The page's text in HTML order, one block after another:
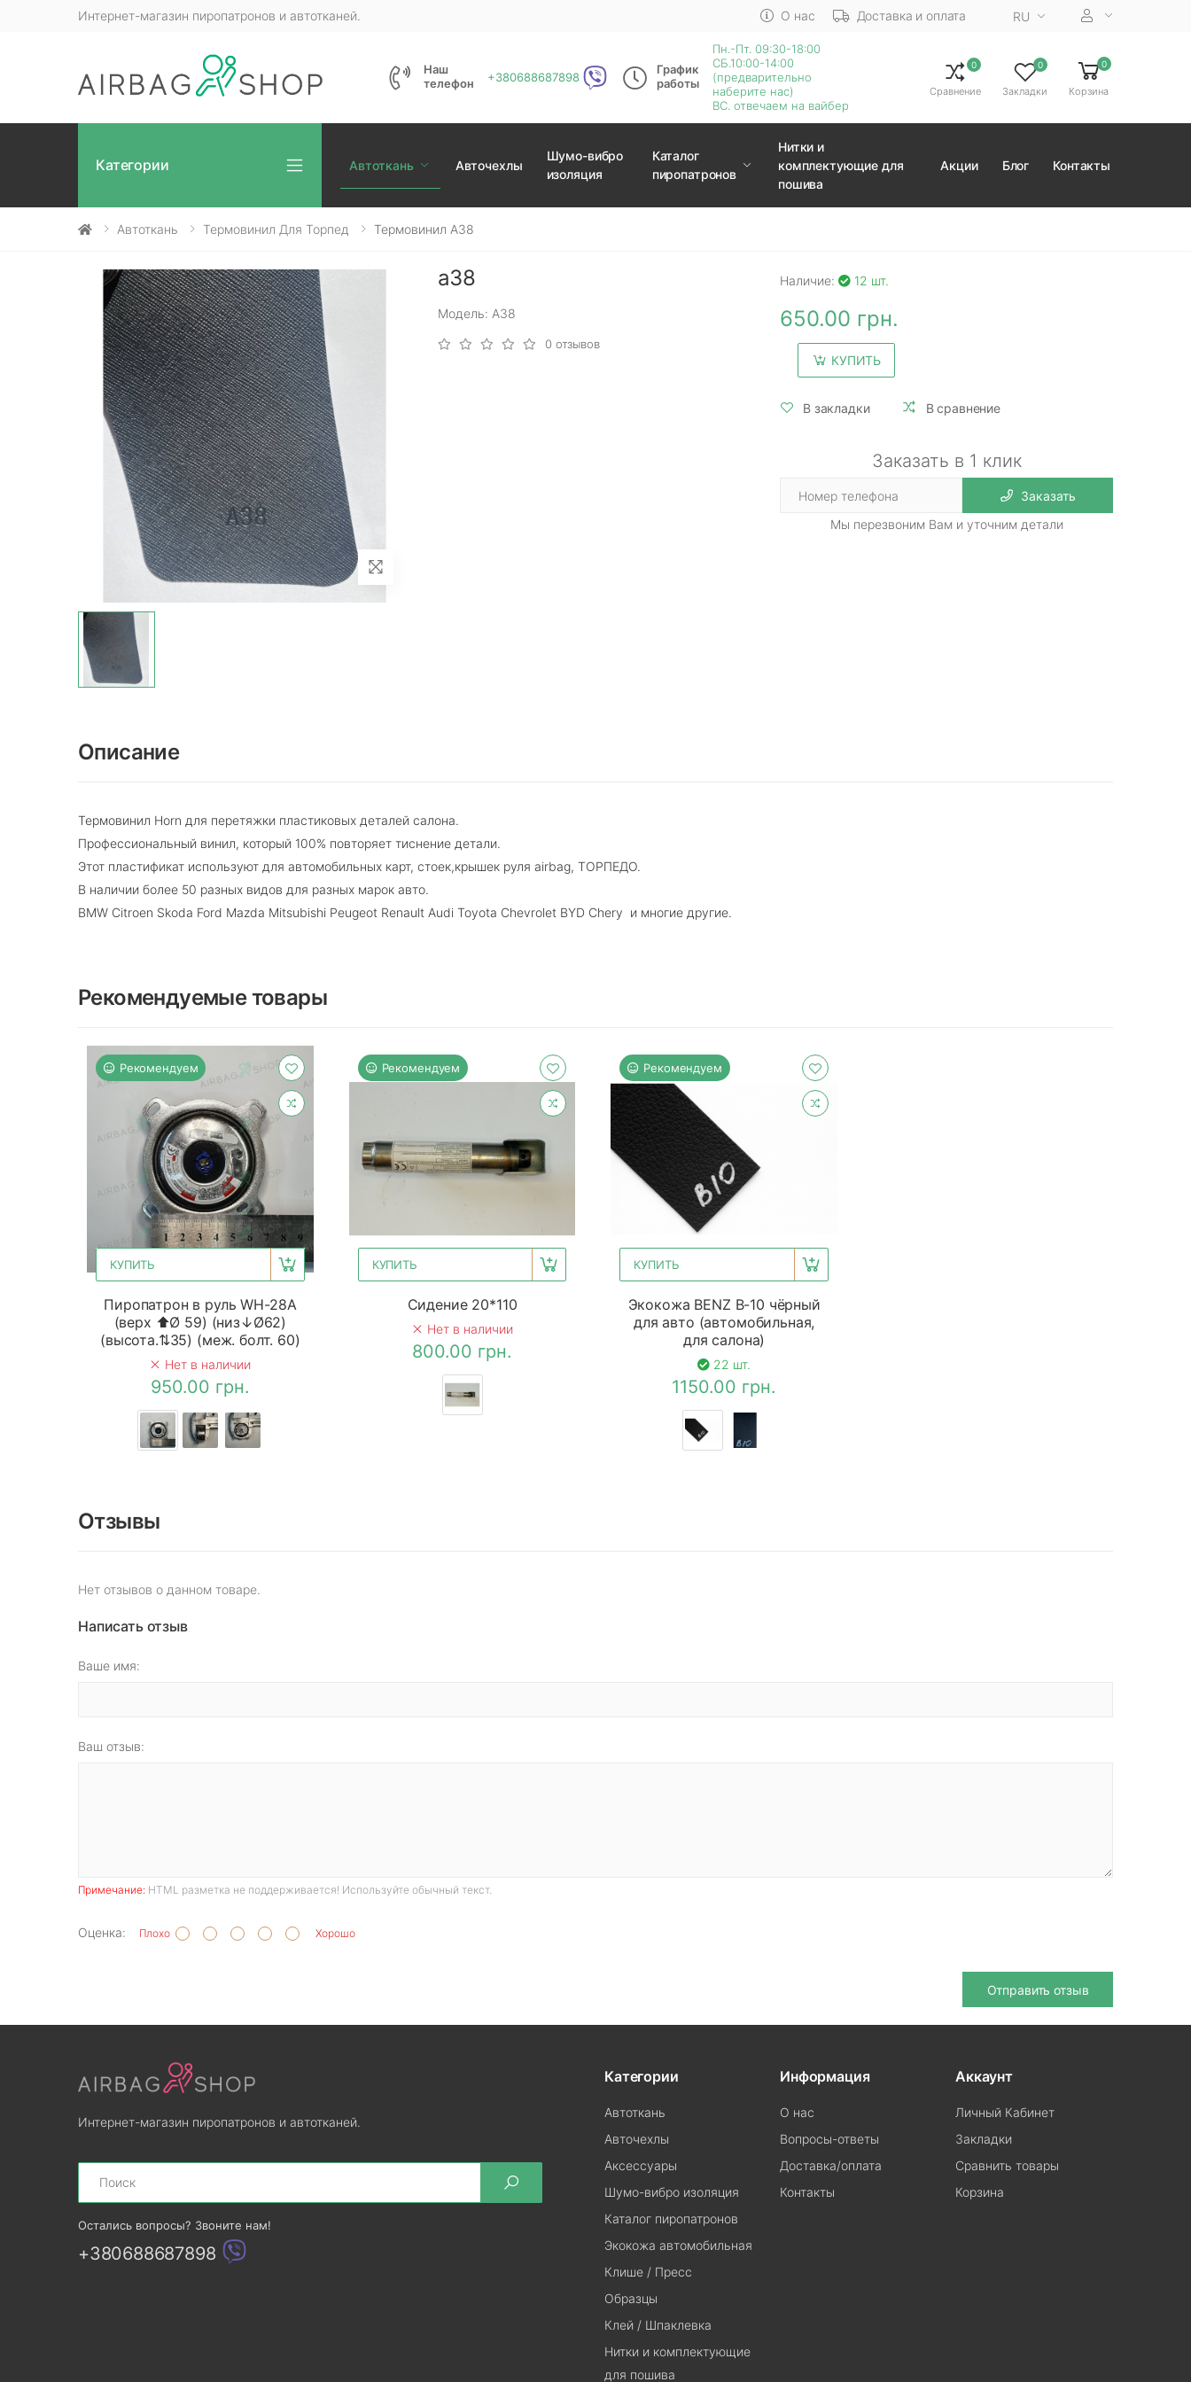
Интернет-магазин пиропатронов и автотканей. О нас Доставка и оплата RU
Наш
телефон
+380688687898
График
работы
Пн.-Пт. 09:30-18:00
СБ.10:00-14:00
(предварительно
наберите нас)
ВС. отвечаем на вайбер
0
Сравнение
0
Закладки
0
Корзина
Категории Автоткань Авточехлы
Шумо-вибро
изоляция
Каталог
пиропатронов
Нитки и
комплектующие для
пошива
Акции Блог Контакты
Автоткань Термовинил Для Торпед Термовинил A38
a38
Модель: A38
0 отзывов
Наличие: 12 шт.
650.00 грн.
КУПИТЬ
В закладки В сравнение
Заказать в 1 клик
Заказать
Мы перезвоним Вам и уточним детали
Описание
Термовинил Horn для перетяжки пластиковых деталей салона.
Профессиональный винил, который 100% повторяет тиснение детали.
Этот пластификат используют для автомобильных карт, стоек,крышек руля airbag, ТОРПЕДО.
В наличии более 50 разных видов для разных марок авто.
BMW Citroen Skoda Ford Mazda Mitsubishi Peugeot Renault Audi Toyota Chevrolet BYD Chery и многие другие.
Рекомендуемые товары
Рекомендуем
КУПИТЬ
Пиропатрон в руль WH-28A
(верх ⬆Ø 59) (низ↓Ø62)
(высота.⇅35) (меж. болт. 60)
Нет в наличии
950.00 грн.
Рекомендуем
КУПИТЬ
Сидение 20*110
Нет в наличии
800.00 грн.
Рекомендуем
КУПИТЬ
Экокожа BENZ B-10 чёрный
для авто (автомобильная,
для салона)
22 шт.
1150.00 грн.
Отзывы
Нет отзывов о данном товаре.
Написать отзыв
Ваше имя:
Ваш отзыв:
Примечание: HTML разметка не поддерживается! Используйте обычный текст.
Оценка: Плохо Хорошо
Отправить отзыв
Интернет-магазин пиропатронов и автотканей.
Search
Остались вопросы? Звоните нам!
+380688687898
Категории
Автоткань
Авточехлы
Аксессуары
Шумо-вибро изоляция
Каталог пиропатронов
Экокожа автомобильная
Клише / Пресс
Образцы
Клей / Шпаклевка
Нитки и комплектующие
для пошива
Информация
О нас
Вопросы-ответы
Доставка/оплата
Контакты
Аккаунт
Личный Кабинет
Закладки
Сравнить товары
Корзина